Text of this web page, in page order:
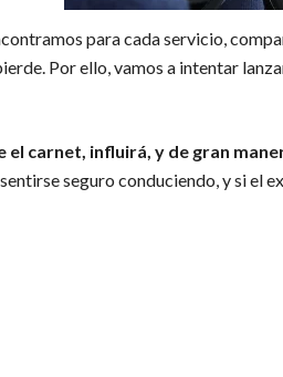
para cada servicio,
Por ello, vamos a intentar
carnet, influirá, y de gran
seguro conduciendo, y si el